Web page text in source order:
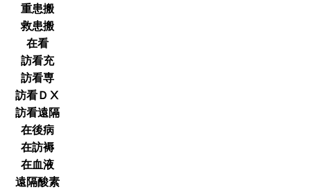
重患搬
救患搬
在看
訪看充
訪看専
訪看ＤⅩ
訪看遠隔
在後病
在訪褥
在血液
遠隔酸素